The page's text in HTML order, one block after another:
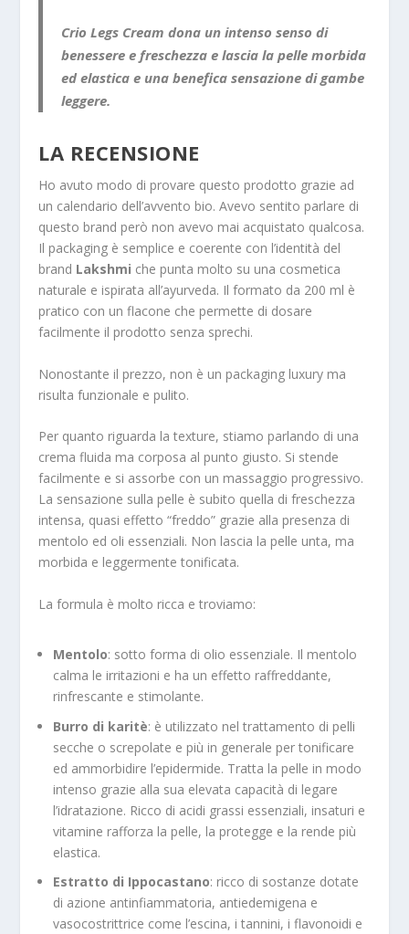
Crio Legs Cream dona un intenso senso di
benessere e freschezza e lascia la pelle morbida
ed elastica e una benefica sensazione di gambe
leggere.
LA RECENSIONE
Ho avuto modo di provare questo prodotto grazie ad
un calendario dell’avvento bio. Avevo sentito parlare di
questo brand però non avevo mai acquistato qualcosa.
Il packaging è semplice e coerente con l’identità del
brand Lakshmi che punta molto su una cosmetica
naturale e ispirata all’ayurveda. Il formato da 200 ml è
pratico con un flacone che permette di dosare
facilmente il prodotto senza sprechi.
Nonostante il prezzo, non è un packaging luxury ma
risulta funzionale e pulito.
Per quanto riguarda la texture, stiamo parlando di una
crema fluida ma corposa al punto giusto. Si stende
facilmente e si assorbe con un massaggio progressivo.
La sensazione sulla pelle è subito quella di freschezza
intensa, quasi effetto “freddo” grazie alla presenza di
mentolo ed oli essenziali. Non lascia la pelle unta, ma
morbida e leggermente tonificata.
La formula è molto ricca e troviamo:
Mentolo: sotto forma di olio essenziale. Il mentolo
calma le irritazioni e ha un effetto raffreddante,
rinfrescante e stimolante.
Burro di karitè: è utilizzato nel trattamento di pelli
secche o screpolate e più in generale per tonificare
ed ammorbidire l’epidermide. Tratta la pelle in modo
intenso grazie alla sua elevata capacità di legare
l’idratazione. Ricco di acidi grassi essenziali, insaturi e
vitamine rafforza la pelle, la protegge e la rende più
elastica.
Estratto di Ippocastano: ricco di sostanze dotate
di azione antinfiammatoria, antiedemigena e
vasocostrittrice come l’escina, i tannini, i flavonoidi e